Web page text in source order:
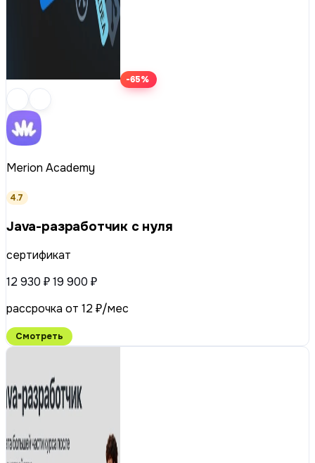
-65%
Merion Academy
4.7
Java-разработчик с нуля
сертификат
12 930 ₽19 900 ₽
рассрочка от 12 ₽/мес
Смотреть